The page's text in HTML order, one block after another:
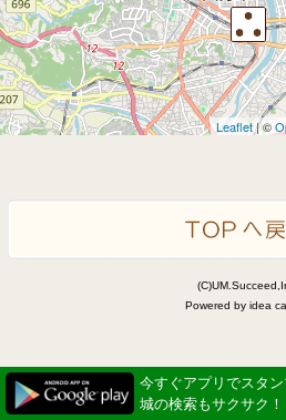
Leaflet| ©
Powered by idea
今すぐアプリでスタ
城の検索もサクサク！